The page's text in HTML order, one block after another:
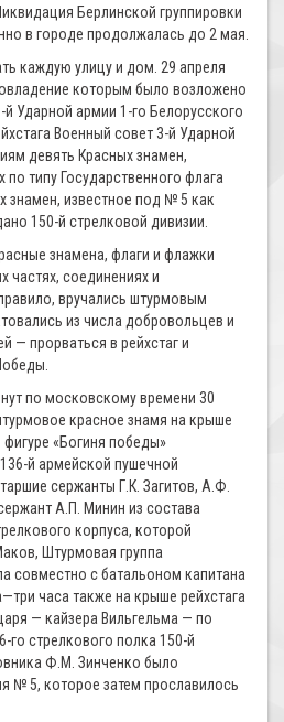
Берлинской группировки
в городе продолжалась до 2 мая.
каждую улицу и дом. 29 апреля
овладение которым было возложено
Ударной армии 1-го Белорусского
Военный совет 3-й Ударной
девять Красных знамен,
типу Государственного флага
знамен, известное под № 5 как
150-й стрелковой дивизии.
знамена, флаги и флажки
частях, соединениях и
вручались штурмовым
из числа добровольцев и
— прорваться в рейхстаг и
по московскому времени 30
красное знамя на крыше
фигуре «Богиня победы»
й армейской пушечной
сержанты Г.К. Загитов, А.Ф.
А.П. Минин из состава
корпуса, которой
Штурмовая группа
совместно с батальоном капитана
часа также на крыше рейхстага
— кайзера Вильгельма — по
стрелкового полка 150-й
Ф.М. Зинченко было
№ 5, которое затем прославилось